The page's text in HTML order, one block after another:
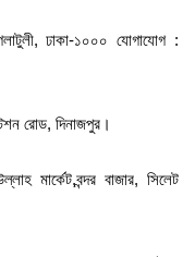
ঢাকা-১০০০ যোগাযোগ :
রোড, দিনাজপুর।
মার্কেট,বন্দর বাজার, সিলেট